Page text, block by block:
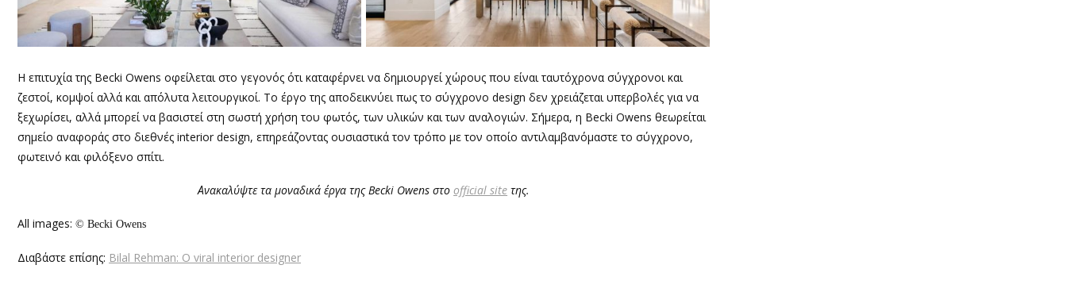
Η επιτυχία της Becki Owens οφείλεται στο γεγονός ότι καταφέρνει να δημιουργεί χώρους που είναι ταυτόχρονα σύγχρονοι και
ζεστοί, κομψοί αλλά και απόλυτα λειτουργικοί. Το έργο της αποδεικνύει πως το σύγχρονο design δεν χρειάζεται υπερβολές για να
ξεχωρίσει, αλλά μπορεί να βασιστεί στη σωστή χρήση του φωτός, των υλικών και των αναλογιών. Σήμερα, η Becki Owens θεωρείται
σημείο αναφοράς στο διεθνές interior design, επηρεάζοντας ουσιαστικά τον τρόπο με τον οποίο αντιλαμβανόμαστε το σύγχρονο,
φωτεινό και φιλόξενο σπίτι.
Ανακαλύψτε τα μοναδικά έργα της Becki Owens στοofficial site της.
All images: © Becki Owens
Διαβάστε επίσης: Bilal Rehman: Ο viral interior designer